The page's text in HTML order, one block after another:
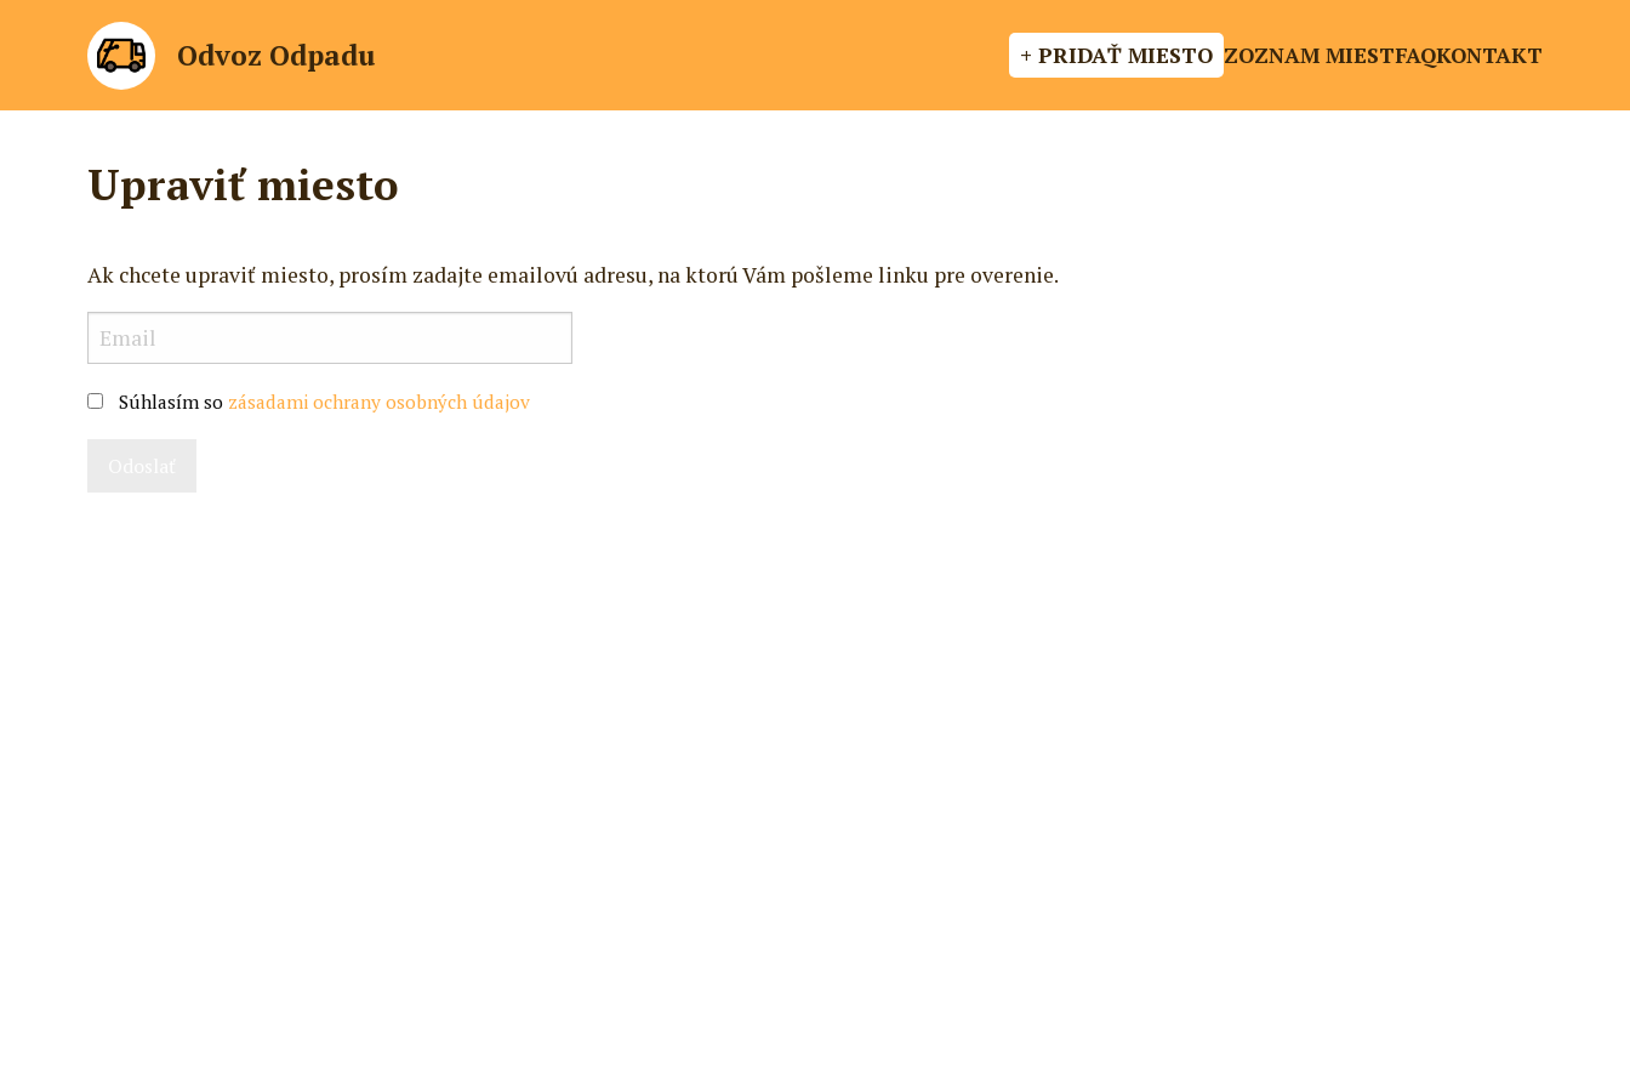
Odvoz Odpadu + PRIDAŤ MIESTO ZOZNAM MIESTFAQKONTAKT
Upraviť miesto
Ak chcete upraviť miesto, prosím zadajte emailovú adresu, na ktorú Vám pošleme linku pre overenie.
Súhlasím so zásadami ochrany osobných údajov